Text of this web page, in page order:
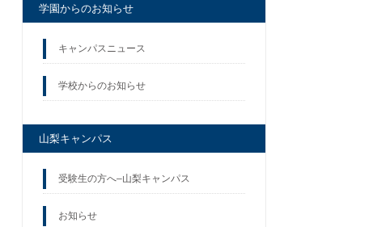
学園からのお知らせ
キャンパスニュース
学校からのお知らせ
山梨キャンパス
受験生の方へ–山梨キャンパス
お知らせ